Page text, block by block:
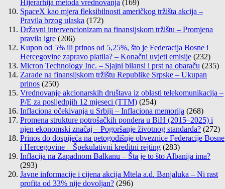
Hijerarhija metoda vrednovanja (169)
SpaceX kao mjera fleksibilnosti američkog tržišta akcija –
Pravila brzog ulaska (172)
Državni intervencionizam na finansijskom tržištu – Promjena
pravila igre (206)
Kupon od 5% ili prinos od 5,25%, što je Federacija Bosne i
Hercegovine zapravo platila? – Konačni uvjeti emisije (232)
Micron Technology Inc. – Sjajni bilansi i prst na obaraču (235)
Zarade na finansijskom tržištu Republike Srpske – Ukupan
prinos (250)
Vrednovanje akcionarskih društava iz oblasti telekomunikacija –
P/E za posljednjih 12 mjeseci (TTM) (254)
Inflaciona očekivanja u Srbiji – Inflaciona memorija (268)
Promena strukture potrošačkih pondera u BiH (2015–2025) i
njen ekonomski značaj – Pogoršanje životnog standarda? (272)
Prinos do dospijeća na petogodišnje obveznice Federacije Bosne
i Hercegovine – Špekulativni kreditni rejting (283)
Inflacija na Zapadnom Balkanu – Šta je to što Albanija ima?
(293)
Javne informacije i cijena akcija Mtela a.d. Banjaluka – Ni rast
profita od 33% nije dovoljan? (296)